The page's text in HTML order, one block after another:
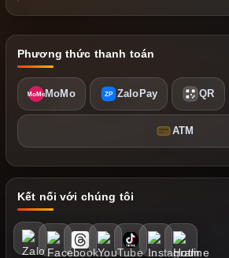
Phương thức thanh toán
MoMo MoMo ZP ZaloPay QR
ATM
Kết nối với chúng tôi